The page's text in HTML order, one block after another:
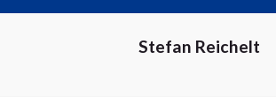
Stefan Reichelt